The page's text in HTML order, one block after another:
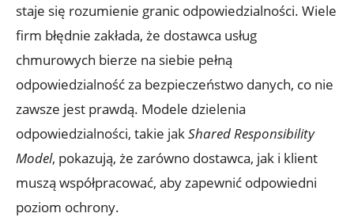
staje się rozumienie granic ⁣odpowiedzialności. Wiele
firm‍ błędnie zakłada, że dostawca usług
chmurowych bierze na siebie pełną
odpowiedzialność za bezpieczeństwo​ danych, co nie
zawsze jest prawdą. Modele dzielenia
odpowiedzialności, takie jakShared⁢ Responsibility
Model, ‍pokazują, że zarówno dostawca, jak i klient
muszą współpracować,⁢ aby zapewnić odpowiedni
poziom ochrony.